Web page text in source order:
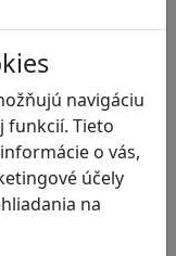
navigáciu
funkcií. Tieto
o vás,
účely
na